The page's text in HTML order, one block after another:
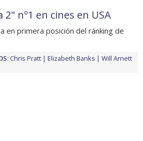
2" nº1 en cines en USA
en primera posición del ránking de
Chris Pratt Elizabeth Banks
Will Arnett